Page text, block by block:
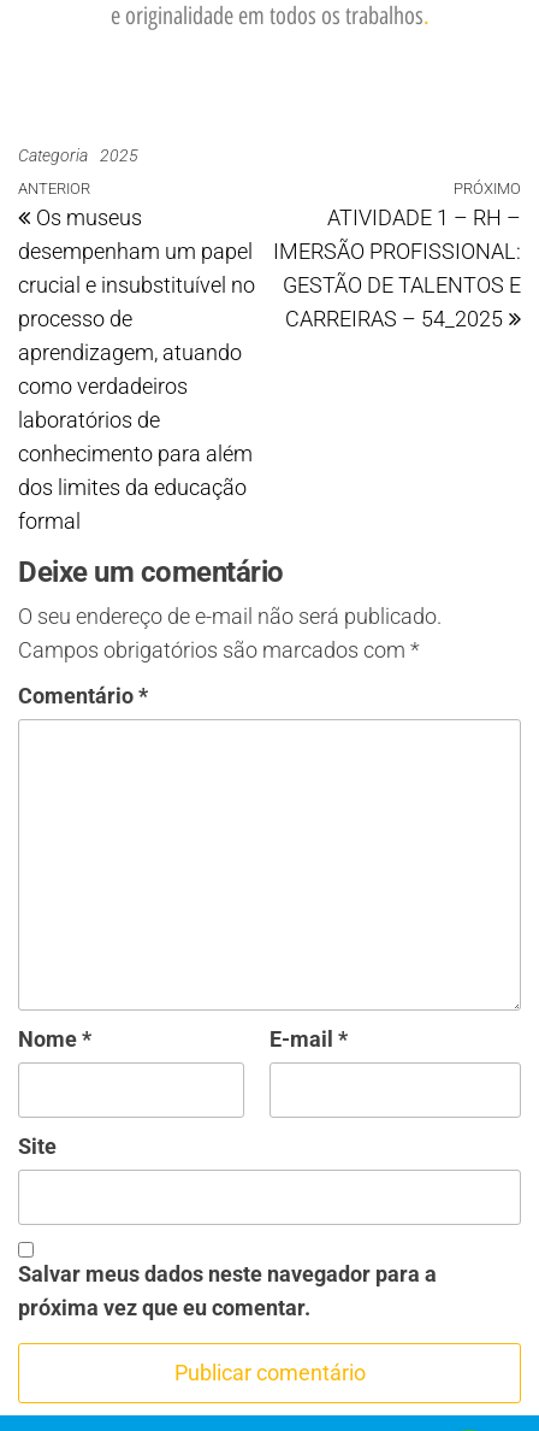
e originalidade em todos os trabalhos.
Categoria 2025
ANTERIOR
Os museus
desempenham um papel
crucial e insubstituível no
processo de
aprendizagem, atuando
como verdadeiros
laboratórios de
conhecimento para além
dos limites da educação
formal
PRÓXIMO
ATIVIDADE 1 – RH –
IMERSÃO PROFISSIONAL:
GESTÃO DE TALENTOS E
CARREIRAS – 54_2025
Deixe um comentário
O seu endereço de e-mail não será publicado.
Campos obrigatórios são marcados com *
Comentário*
Nome* E-mail *
Site
Salvar meus dados neste navegador para a
próxima vez que eu comentar.